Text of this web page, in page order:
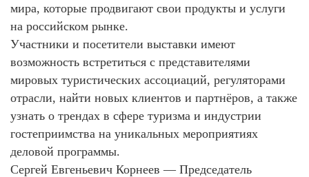
мира, которые продвигают свои продукты и услуги
на российском рынке.
Участники и посетители выставки имеют
возможность встретиться с представителями
мировых туристических ассоциаций, регуляторами
отрасли, найти новых клиентов и партнёров, а также
узнать о трендах в сфере туризма и индустрии
гостеприимства на уникальных мероприятиях
деловой программы.
Сергей Евгеньевич Корнеев — Председатель